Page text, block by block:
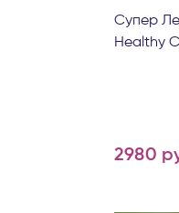
Супер
Healthy
2980